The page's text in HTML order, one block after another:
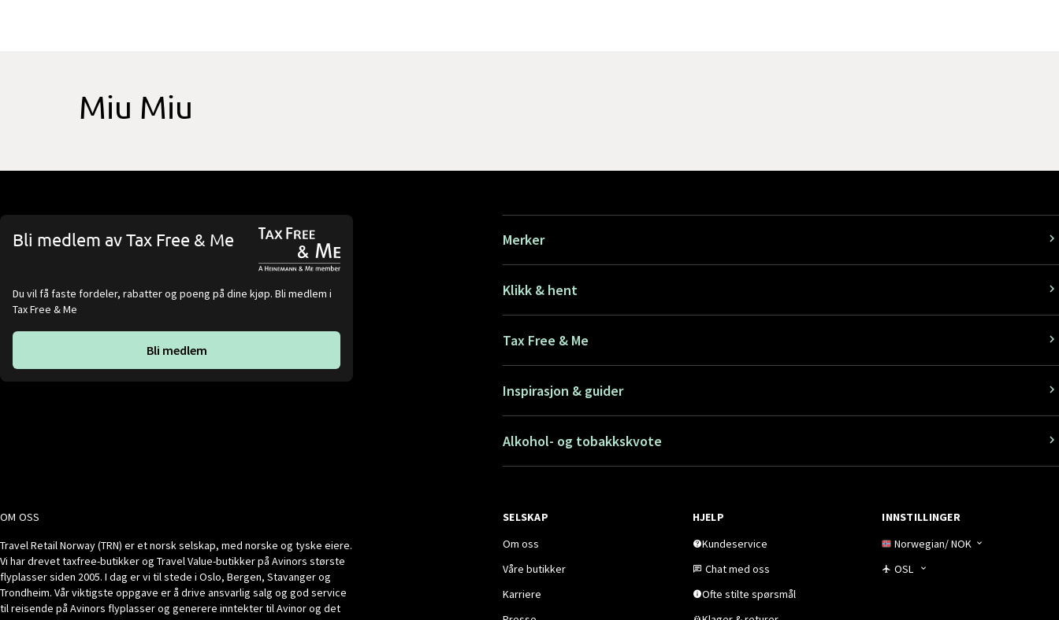
Miu Miu
Bli medlem av Tax Free & Me
Du vil få faste fordeler, rabatter og poeng på dine kjøp. Bli medlem i
Tax Free & Me
Bli medlem
Merker
Klikk & hent
Tax Free & Me
Inspirasjon & guider
Alkohol- og tobakkskvote
OM OSS
Travel Retail Norway (TRN) er et norsk selskap, med norske og tyske eiere.
Vi har drevet taxfree-butikker og Travel Value-butikker på Avinors største
flyplasser siden 2005. I dag er vi til stede i Oslo, Bergen, Stavanger og
Trondheim. Vår viktigste oppgave er å drive ansvarlig salg og god service
til reisende på Avinors flyplasser og generere inntekter til Avinor og det
SELSKAP
Om oss
Våre butikker
Karriere
HJELP
Kundeservice
Chat med oss
Ofte stilte spørsmål
INNSTILLINGER
Norwegian/NOK
OSL